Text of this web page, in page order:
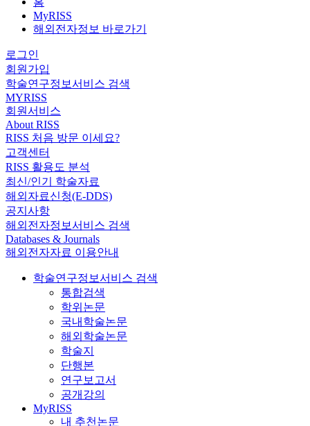
MyRISS
해외전자정보 바로가기
로그인
회원가입
학술연구정보서비스 검색
MYRISS
회원서비스
About RISS
RISS 처음 방문 이세요?
고객센터
RISS 활용도 분석
최신/인기 학술자료
해외자료신청(E-DDS)
공지사항
해외전자정보서비스 검색
Databases & Journals
해외전자자료 이용안내
학술연구정보서비스 검색
통합검색
학위논문
국내학술논문
해외학술논문
학술지
단행본
연구보고서
공개강의
MyRISS
내 추천논문